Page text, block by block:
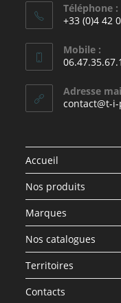
Téléphone :
+33 (0)4 42
Mobile :
Adresse
contact@t-
Accueil
Nos produits
Marques
Nos catalogues
Territoires
Contacts